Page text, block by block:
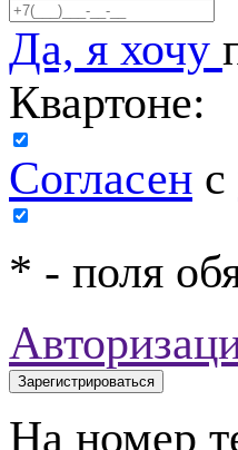
Да, я хочу
Квартоне:
Согласен с
* - поля
На номер